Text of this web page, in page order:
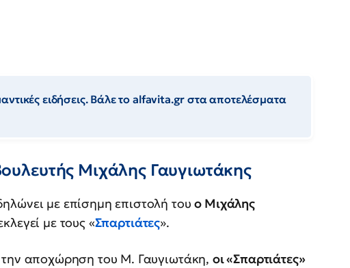
ειδήσεις. Βάλε το alfavita.gr στα αποτελέσματα
Μιχάλης Γαυγιωτάκης
με επίσημη επιστολή τουο Μιχάλης
με τους «Σπαρτιάτες».
την αποχώρηση του Μ. Γαυγιωτάκη, οι «Σπαρτιάτες»